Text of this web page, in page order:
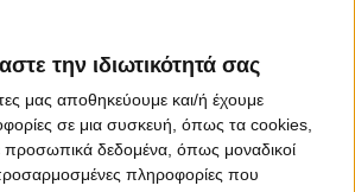
την ιδιωτικότητά σας
μας αποθηκεύουμε και/ή έχουμε
σε μια συσκευή, όπως τα cookies,
προσωπικά δεδομένα, όπως μοναδικοί
πληροφορίες που
Business Class Terms & Conditions
Privacy Policy